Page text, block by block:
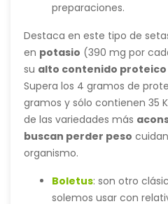
preparaciones.
Destaca en este tipo de
en potasio (390 mg por
su alto contenido proteico
Supera los 4 gramos de
gramos y sólo contienen 35
de las variedades más
buscan perder peso
organismo.
Boletus: son otro
solemos usar con